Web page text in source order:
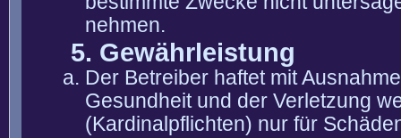
nehmen.
5. Gewährleistung
Der Betreiber haftet mit
Gesundheit und der Verletzung
(Kardinalpflichten) nur für